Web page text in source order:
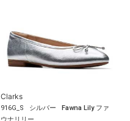
Clarks
916G_S シルバー
Fawna Lily ファ